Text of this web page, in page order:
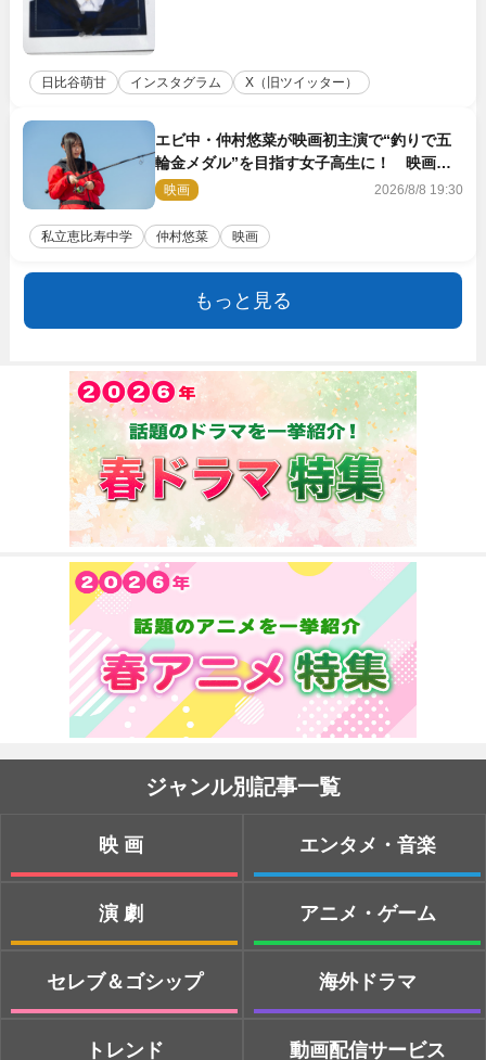
日比谷萌甘 インスタグラム X（旧ツイッター）
エビ中・仲村悠菜が映画初主演で“釣りで五
輪金メダル”を目指す女子高生に！ 映画
『つりこまち』今秋公開
映画 2026/8/8 19:30
私立恵比寿中学 仲村悠菜 映画
もっと見る
ジャンル別記事一覧
映画
演劇
セレブ＆ゴシップ
トレンド
エンタメ・音楽
アニメ・ゲーム
海外ドラマ
動画配信サービス